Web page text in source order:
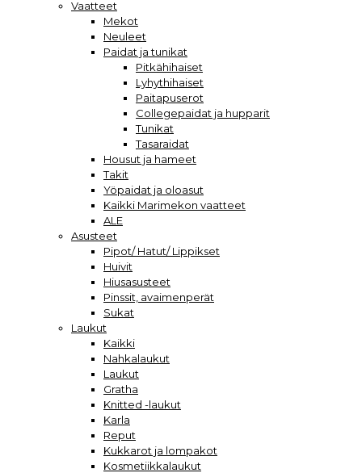
Vaatteet
Mekot
Neuleet
Paidat ja tunikat
Pitkähihaiset
Lyhythihaiset
Paitapuserot
Collegepaidat ja hupparit
Tunikat
Tasaraidat
Housut ja hameet
Takit
Yöpaidat ja oloasut
Kaikki Marimekon vaatteet
ALE
Asusteet
Pipot/ Hatut/ Lippikset
Huivit
Hiusasusteet
Pinssit, avaimenperät
Sukat
Laukut
Kaikki
Nahkalaukut
Laukut
Gratha
Knitted -laukut
Karla
Reput
Kukkarot ja lompakot
Kosmetiikkalaukut